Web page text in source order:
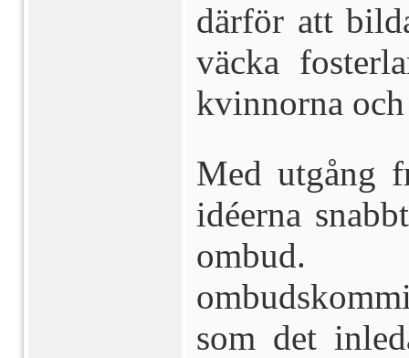
därför att
väcka
kvinnorna
Med utgång
idéerna
ombud.
som det